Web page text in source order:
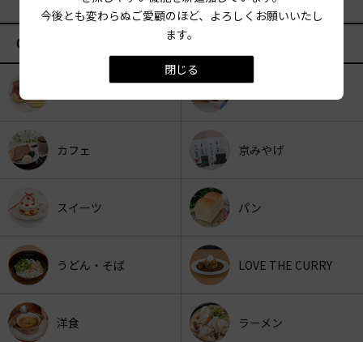
今後とも変わらぬご愛顧のほど、よろしくお願いいたし
ます。
閉じる
CATEGORY
カフェ 京みやげ
スイーツ パン
うどん・そば LOVE THE CURRY
洋食 ラーメン